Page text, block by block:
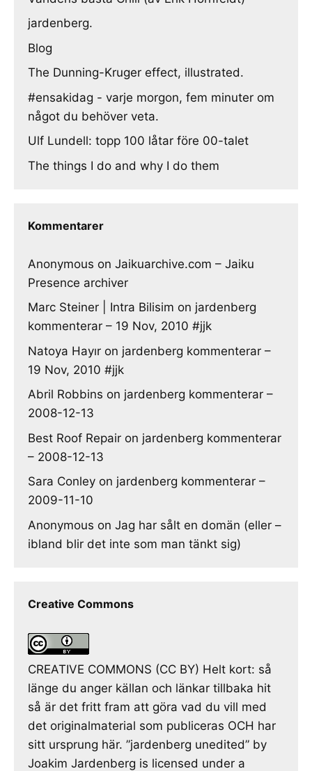
jardenberg.
Blog
The Dunning-Kruger effect, illustrated.
#ensakidag - varje morgon, fem minuter om
något du behöver veta.
Ulf Lundell: topp 100 låtar före 00-talet
The things I do and why I do them
Kommentarer
Anonymous on Jaikuarchive.com – Jaiku
Presence archiver
Marc Steiner | Intra Bilisim on jardenberg
kommenterar – 19 Nov, 2010 #jjk
Natoya Hayır on jardenberg kommenterar –
19 Nov, 2010 #jjk
Abril Robbins on jardenberg kommenterar –
2008-12-13
Best Roof Repair on jardenberg kommenterar
– 2008-12-13
Sara Conley on jardenberg kommenterar –
2009-11-10
Anonymous on Jag har sålt en domän (eller –
ibland blir det inte som man tänkt sig)
Creative Commons
CREATIVE COMMONS (CC BY) Helt kort: så
länge du anger källan och länkar tillbaka hit
så är det fritt fram att göra vad du vill med
det originalmaterial som publiceras OCH har
sitt ursprung här. ”jardenberg unedited” by
Joakim Jardenberg is licensed under a